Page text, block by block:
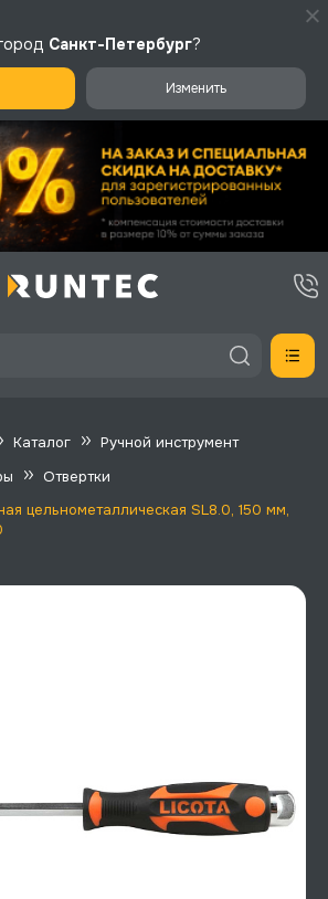
Санкт-Петербург?
Изменить
Каталог
Ручной инструмент
Отвертки
цельнометаллическая SL8.0, 150 мм,